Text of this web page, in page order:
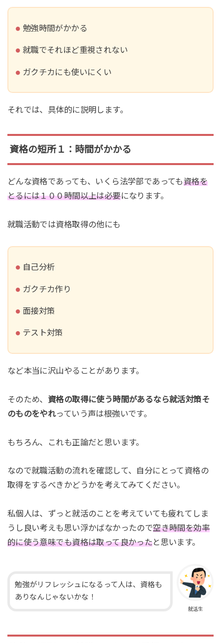
勉強時間がかかる
就職でそれほど重視されない
ガクチカにも使いにくい
それでは、具体的に説明します。
資格の短所１：時間がかかる
どんな資格であっても、いくら法学部であっても資格を
とるには１００時間以上は必要になります。
就職活動では資格取得の他にも
自己分析
ガクチカ作り
面接対策
テスト対策
など本当に沢山やることがあります。
そのため、 資格の取得に使う時間があるなら就活対策そ
のものをやれっていう声は根強いです。
もちろん、これも正論だと思います。
なので就職活動の流れを確認して、自分にとって資格の
取得をするべきかどうかを考えてみてください。
私個人は、ずっと就活のことを考えていても疲れてしま
うし良い考えも思い浮かばなかったので空き時間を効率
的に使う意味でも資格は取って良かったと思います。
就活生
勉強がリフレッシュになるって人は、資格も
ありなんじゃないかな！